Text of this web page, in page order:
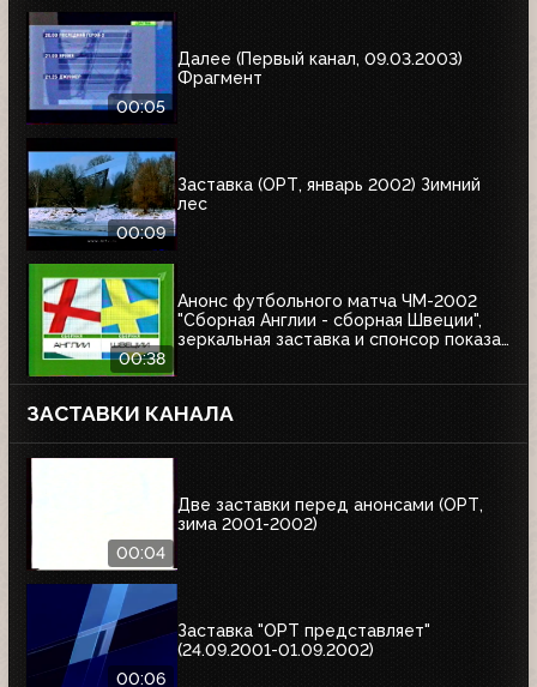
00:05
Далее (Первый канал, 09.03.2003)
Фрагмент
00:09
Заставка (ОРТ, январь 2002) Зимний
лес
00:38
Анонс футбольного матча ЧМ-2002
"Сборная Англии - сборная Швеции",
зеркальная заставка и спонсор показа
ЗАСТАВКИ КАНАЛА
00:04
Две заставки перед анонсами (ОРТ,
зима 2001-2002)
00:06
Заставка "ОРТ представляет"
(24.09.2001-01.09.2002)